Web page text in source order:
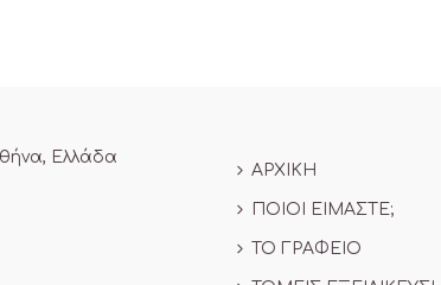
Ελλάδα
ΑΡΧΙΚΗ
ΠΟΙΟΙ ΕΙΜΑΣΤΕ;
ΤΟ ΓΡΑΦΕΙΟ